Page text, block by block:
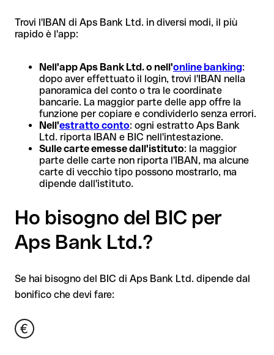
Trovi l'IBAN di Aps Bank Ltd. in diversi modi, il più
rapido è l'app:
Nell'app Aps Bank Ltd. o nell'online banking:
dopo aver effettuato il login, trovi l'IBAN nella
panoramica del conto o tra le coordinate
bancarie. La maggior parte delle app offre la
funzione per copiare e condividerlo senza errori.
Nell'estratto conto: ogni estratto Aps Bank
Ltd. riporta IBAN e BIC nell'intestazione.
Sulle carte emesse dall'istituto: la maggior
parte delle carte non riporta l'IBAN, ma alcune
carte di vecchio tipo possono mostrarlo, ma
dipende dall'istituto.
Ho bisogno del BIC per
Aps Bank Ltd.?
Se hai bisogno del BIC di Aps Bank Ltd. dipende dal
bonifico che devi fare: